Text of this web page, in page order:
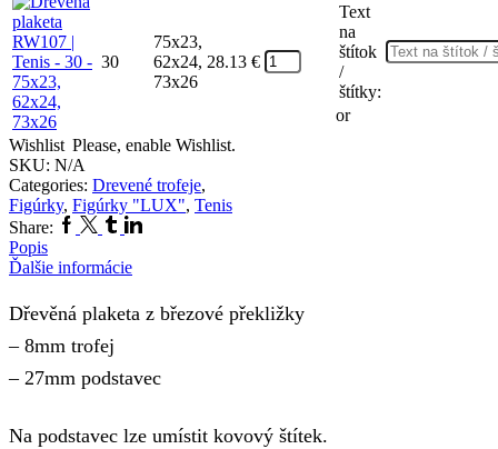
30
75x23,
62x24,
73x26
28.13 €
Text
na
štítok
/
štítky:
or
Wishlist Please, enable Wishlist.
SKU: N/A
Categories: Drevené trofeje,
Figúrky, Figúrky "LUX", Tenis
Share:
Popis
Ďalšie informácie
Dřevěná plaketa z březové překližky
– 8mm trofej
– 27mm podstavec
Na podstavec lze umístit kovový štítek.